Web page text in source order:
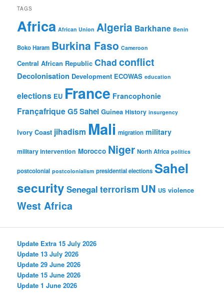
TAGS
Africa African Union Algeria Barkhane Benin
Boko Haram Burkina Faso Cameroon
Central African Republic Chad conflict
Decolonisation Development ECOWAS education
elections EU France Francophonie
FrançafriqueG5 Sahel Guinea History insurgency
Ivory Coast jihadism Mali migration military
military intervention Morocco Niger North Africa politics
postcolonial postcolonialism presidential elections Sahel
security Senegal terrorism UN US violence
West Africa
Update Extra 15 July 2026
Update 13 July 2026
Update 29 June 2026
Update 15 June 2026
Update 1 June 2026